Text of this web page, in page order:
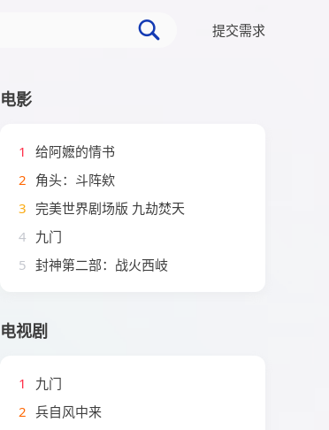
提交需求
电影
1
给阿嬷的情书
2 角头：斗阵欸
3 完美世界剧场版 九劫焚天
4 九门
5 封神第二部：战火西岐
电视剧
1
九门
2 兵自风中来